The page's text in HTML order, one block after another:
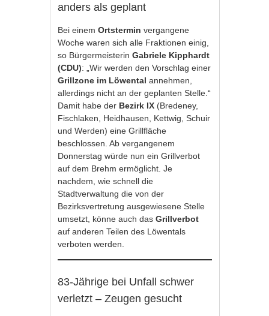
anders als geplant
Bei einemOrtsterminvergangene
Woche waren sich alle Fraktionen einig,
so BürgermeisterinGabriele Kipphardt
(CDU): „Wir werden den Vorschlag einer
Grillzone im Löwental annehmen,
allerdings nicht an der geplanten Stelle.“
Damit habe der Bezirk IX (Bredeney,
Fischlaken, Heidhausen, Kettwig, Schuir
und Werden) eine Grillfläche
beschlossen. Ab vergangenem
Donnerstag würde nun ein Grillverbot
auf dem Brehm ermöglicht. Je
nachdem, wie schnell die
Stadtverwaltung die von der
Bezirksvertretung ausgewiesene Stelle
umsetzt, könne auch dasGrillverbot
auf anderen Teilen des Löwentals
verboten werden.
83-Jährige bei Unfall schwer
verletzt – Zeugen gesucht